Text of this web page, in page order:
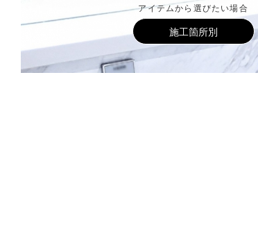
アイテムから選びたい場合
施工箇所別